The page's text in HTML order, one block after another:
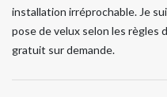
installation irréprochable. Je
pose de velux selon les règles
gratuit sur demande.